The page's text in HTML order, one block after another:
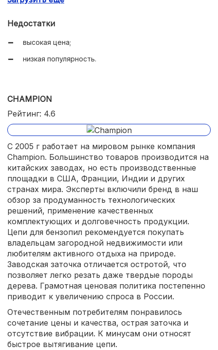
Недостатки
высокая цена;
низкая популярность.
CHAMPION
Рейтинг: 4.6
С 2005 г работает на мировом рынке компания
Champion. Большинство товаров производится на
китайских заводах, но есть производственные
площадки в США, Франции, Индии и других
странах мира. Эксперты включили бренд в наш
обзор за продуманность технологических
решений, применение качественных
комплектующих и долговечность продукции.
Цепи для бензопил рекомендуется покупать
владельцам загородной недвижимости или
любителям активного отдыха на природе.
Заводская заточка отличается остротой, что
позволяет легко резать даже твердые породы
дерева. Грамотная ценовая политика постепенно
приводит к увеличению спроса в России.
Отечественным потребителям понравилось
сочетание цены и качества, острая заточка и
отсутствие вибрации. К минусам они относят
быстрое вытягивание цепи.